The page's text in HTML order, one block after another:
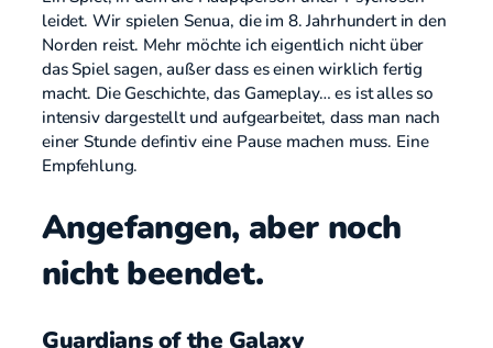
leidet. Wir spielen Senua, die im 8. Jahrhundert in den
Norden reist. Mehr möchte ich eigentlich nicht über
das Spiel sagen, außer dass es einen wirklich fertig
macht. Die Geschichte, das Gameplay… es ist alles so
intensiv dargestellt und aufgearbeitet, dass man nach
einer Stunde defintiv eine Pause machen muss. Eine
Empfehlung.
Angefangen, aber noch
nicht beendet.
Guardians of the Galaxy